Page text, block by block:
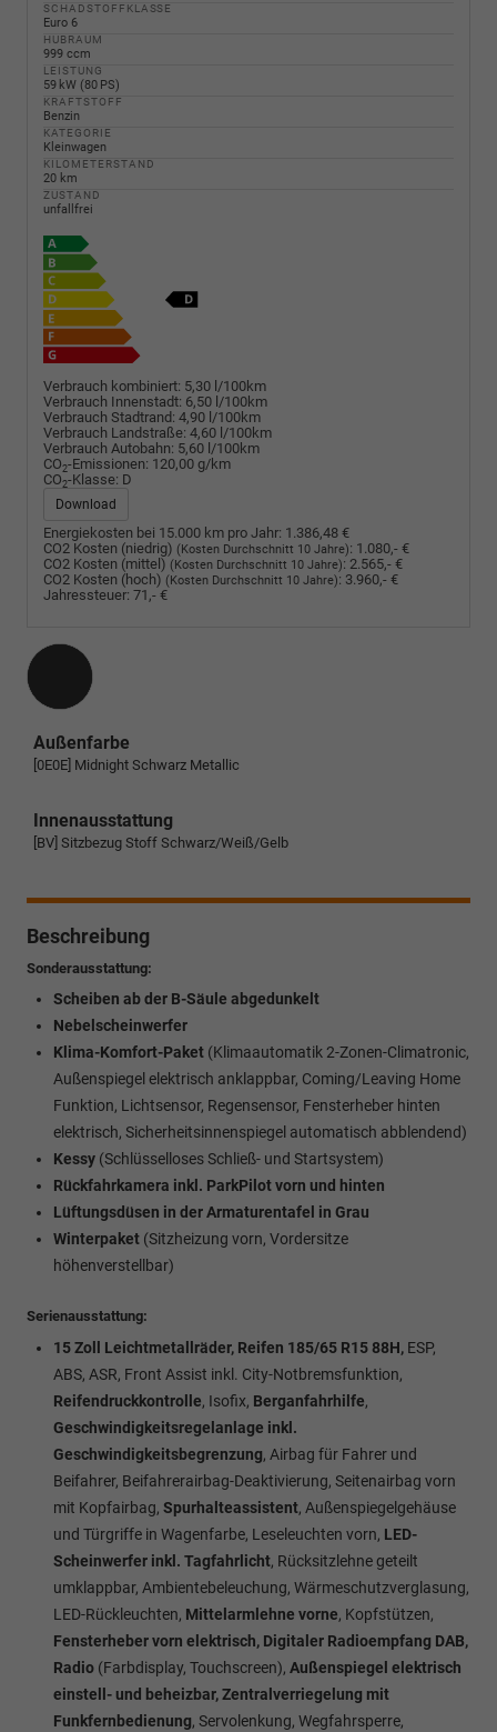
SCHADSTOFFKLASSE
Euro 6
HUBRAUM
999 ccm
LEISTUNG
59 kW (80 PS)
KRAFTSTOFF
Benzin
KATEGORIE
Kleinwagen
KILOMETERSTAND
20 km
ZUSTAND
unfallfrei
Verbrauch kombiniert: 5,30 l/100km
Verbrauch Innenstadt: 6,50 l/100km
Verbrauch Stadtrand: 4,90 l/100km
Verbrauch Landstraße: 4,60 l/100km
Verbrauch Autobahn: 5,60 l/100km
CO2-Emissionen: 120,00 g/km
CO2-Klasse: D
Download
Energiekosten bei 15.000 km pro Jahr: 1.386,48 €
CO2 Kosten (niedrig) (Kosten Durchschnitt 10 Jahre): 1.080,- €
CO2 Kosten (mittel) (Kosten Durchschnitt 10 Jahre): 2.565,- €
CO2 Kosten (hoch) (Kosten Durchschnitt 10 Jahre): 3.960,- €
Jahressteuer: 71,- €
Außenfarbe
[0E0E] Midnight Schwarz Metallic
Innenausstattung
[BV] Sitzbezug Stoff Schwarz/Weiß/Gelb
Beschreibung
Sonderausstattung:
Scheiben ab der B-Säule abgedunkelt
Nebelscheinwerfer
Klima-Komfort-Paket (Klimaautomatik 2-Zonen-Climatronic,
Außenspiegel elektrisch anklappbar, Coming/Leaving Home
Funktion, Lichtsensor, Regensensor, Fensterheber hinten
elektrisch, Sicherheitsinnenspiegel automatisch abblendend)
Kessy (Schlüsselloses Schließ- und Startsystem)
Rückfahrkamera inkl. ParkPilot vorn und hinten
Lüftungsdüsen in der Armaturentafel in Grau
Winterpaket (Sitzheizung vorn, Vordersitze
höhenverstellbar)
Serienausstattung:
15 Zoll Leichtmetallräder, Reifen 185/65 R15 88H, ESP,
ABS, ASR, Front Assist inkl. City-Notbremsfunktion,
Reifendruckkontrolle, Isofix, Berganfahrhilfe,
Geschwindigkeitsregelanlage inkl.
Geschwindigkeitsbegrenzung, Airbag für Fahrer und
Beifahrer, Beifahrerairbag-Deaktivierung, Seitenairbag vorn
mit Kopfairbag, Spurhalteassistent, Außenspiegelgehäuse
und Türgriffe in Wagenfarbe, Leseleuchten vorn, LED-
Scheinwerfer inkl. Tagfahrlicht, Rücksitzlehne geteilt
umklappbar, Ambientebeleuchung, Wärmeschutzverglasung,
LED-Rückleuchten, Mittelarmlehne vorne, Kopfstützen,
Fensterheber vorn elektrisch, Digitaler Radioempfang DAB,
Radio (Farbdisplay, Touchscreen), Außenspiegel elektrisch
einstell- und beheizbar, Zentralverriegelung mit
Funkfernbedienung, Servolenkung, Wegfahrsperre,